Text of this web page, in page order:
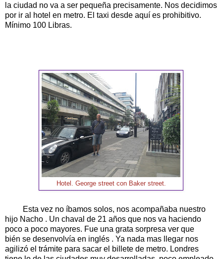
la ciudad no va a ser pequeña precisamente. Nos decidimos
por ir al hotel en metro. El taxi desde aquí es prohibitivo.
Mínimo 100 Libras.
Hotel. George street con Baker street.
Esta vez no íbamos solos, nos acompañaba nuestro
hijo Nacho . Un chaval de 21 años que nos va haciendo
poco a poco mayores. Fue una grata sorpresa ver que
bién se desenvolvía en inglés . Ya nada mas llegar nos
agilizó el trámite para sacar el billete de metro. Londres